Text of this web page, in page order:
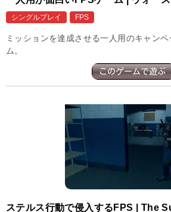
シングルプレイ FPS
ミッションを達成させる一人用のキャン
ム。
ステルス行動で侵入するFPS | The